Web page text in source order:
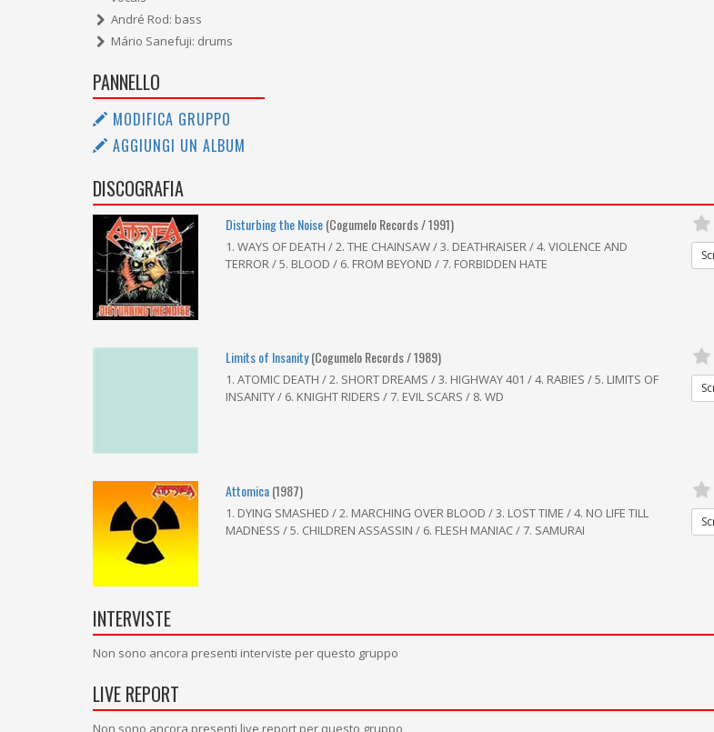
André Rod: bass
Mário Sanefuji: drums
PANNELLO
MODIFICA GRUPPO
AGGIUNGI UN ALBUM
DISCOGRAFIA
Disturbing the Noise(Cogumelo Records / 1991)
1. WAYS OF DEATH / 2. THE CHAINSAW / 3. DEATHRAISER / 4. VIOLENCE AND
TERROR / 5. BLOOD / 6. FROM BEYOND / 7. FORBIDDEN HATE
Limits of Insanity(Cogumelo Records / 1989)
1. ATOMIC DEATH / 2. SHORT DREAMS / 3. HIGHWAY 401 / 4. RABIES / 5. LIMITS OF
INSANITY / 6. KNIGHT RIDERS / 7. EVIL SCARS / 8. WD
Attomica(1987)
1. DYING SMASHED / 2. MARCHING OVER BLOOD / 3. LOST TIME / 4. NO LIFE TILL
MADNESS / 5. CHILDREN ASSASSIN / 6. FLESH MANIAC / 7. SAMURAI
INTERVISTE
Non sono ancora presenti interviste per questo gruppo
LIVE REPORT
Non sono ancora presenti live report per questo gruppo